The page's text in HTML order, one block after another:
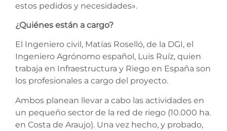
estos pedidos y necesidades».
¿Quiénes están a cargo?
El Ingeniero civil, Matías Roselló, de la DGI, el
Ingeniero Agrónomo español, Luis Ruíz, quien
trabaja en Infraestructura y Riego en España son
los profesionales a cargo del proyecto.
Ambos planean llevar a cabo las actividades en
un pequeño sector de la red de riego (10.000 ha.
en Costa de Araujo). Una vez hecho, y probado,